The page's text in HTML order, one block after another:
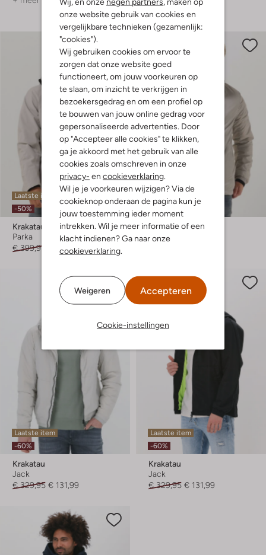
onze website gebruik van cookies en
vergelijkbare technieken (gezamenlijk:
"cookies").
Wij gebruiken cookies om ervoor te
zorgen dat onze website goed
functioneert, om jouw voorkeuren op
te slaan, om inzicht te verkrijgen in
bezoekersgedrag en om een profiel op
te bouwen van jouw online gedrag voor
gepersonaliseerde advertenties. Door
op "Accepteer alle cookies" te klikken,
ga je akkoord met het gebruik van alle
cookies zoals omschreven in onze
privacy- en cookieverklaring.
Wil je je voorkeuren wijzigen? Via de
cookieknop onderaan de pagina kun je
jouw toestemming ieder moment
intrekken. Wil je meer informatie of een
klacht indienen? Ga naar onze
cookieverklaring.
Weigeren Accepteren
Cookie-instellingen
Laatste item
-50%
Krakatau
Parka
€ 399,95
€ 199,99
Laatste item
Krakatau
Parka
Laatste item
-60%
Krakatau
Jack
€ 329,95 € 131,99
Laatste item
-60%
Krakatau
Jack
€ 329,95 € 131,99